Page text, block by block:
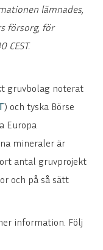
lämnades,
försorg, för
CEST.
gruvbolag noterat
) och tyska Börse
Europa
mineraler är
antal gruvprojekt
och på så sätt
information. Följ